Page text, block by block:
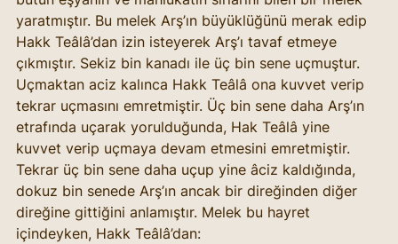
yaratmıştır. Bu melek Arş’ın büyüklüğünü merak edip
Hakk Teâlâ’dan izin isteyerek Arş’ı tavaf etmeye
çıkmıştır. Sekiz bin kanadı ile üç bin sene uçmuştur.
Uçmaktan aciz kalınca Hakk Teâlâ ona kuvvet verip
tekrar uçmasını emretmiştir. Üç bin sene daha Arş’ın
etrafında uçarak yorulduğunda, Hak Teâlâ yine
kuvvet verip uçmaya devam etmesini emretmiştir.
Tekrar üç bin sene daha uçup yine âciz kaldığında,
dokuz bin senede Arş’ın ancak bir direğinden diğer
direğine gittiğini anlamıştır. Melek bu hayret
içindeyken, Hakk Teâlâ’dan: